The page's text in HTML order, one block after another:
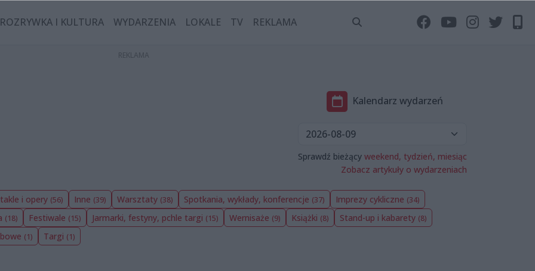
ROZRYWKA I KULTURA WYDARZENIA LOKALE TV REKLAMA
Kalendarz wydarzeń
Sprawdź bieżący weekend, tydzień, miesiąc
Zobacz artykuły o wydarzeniach
i opery (56) Inne (39) Warsztaty (38) Spotkania, wykłady, konferencje (37) Imprezy cykliczne (34)
(18) Festiwale (15) Jarmarki, festyny, pchle targi (15) Wernisaże (9) Książki (8) Stand-up i kabarety (8)
(1) Targi (1)